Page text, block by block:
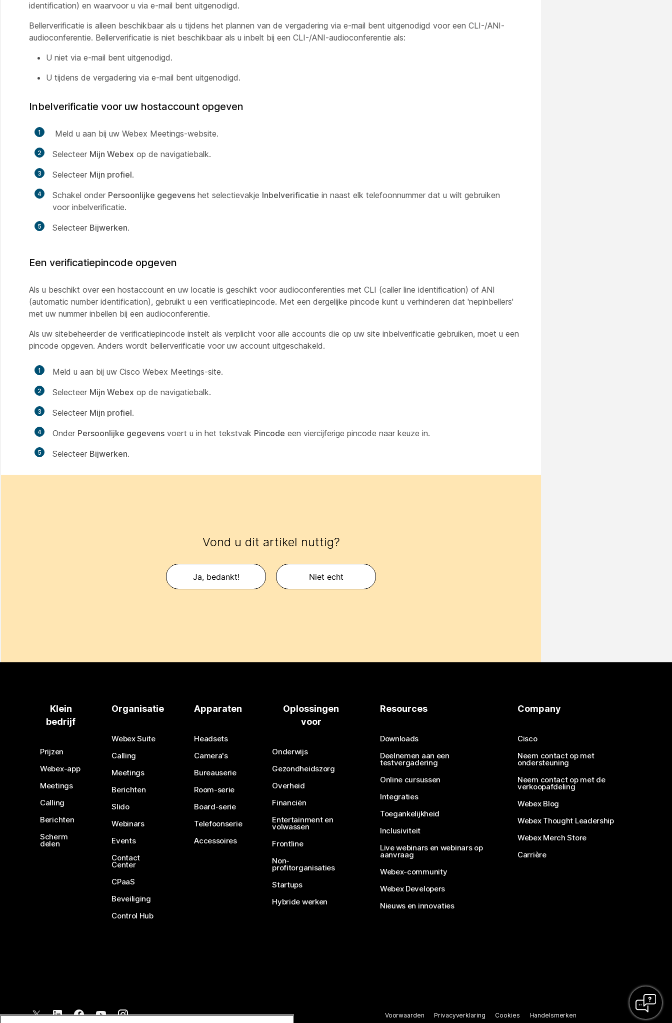
identification) en waarvoor u via e-mail bent uitgenodigd.
Bellerverificatie is alleen beschikbaar als u tijdens het plannen van de vergadering via e-mail bent uitgenodigd voor een CLI-/ANI-
audioconferentie. Bellerverificatie is niet beschikbaar als u inbelt bij een CLI-/ANI-audioconferentie als:
U niet via e-mail bent uitgenodigd.
U tijdens de vergadering via e-mail bent uitgenodigd.
Inbelverificatie voor uw hostaccount opgeven
1 Meld u aan bij uw Webex Meetings-website.
2 Selecteer Mijn Webex op de navigatiebalk.
3 Selecteer Mijn profiel.
4 Schakel onder Persoonlijke gegevens het selectievakje Inbelverificatie in naast elk telefoonnummer dat u wilt gebruiken
voor inbelverificatie.
5 Selecteer Bijwerken.
Een verificatiepincode opgeven
Als u beschikt over een hostaccount en uw locatie is geschikt voor audioconferenties met CLI (caller line identification) of ANI
(automatic number identification), gebruikt u een verificatiepincode. Met een dergelijke pincode kunt u verhinderen dat 'nepinbellers'
met uw nummer inbellen bij een audioconferentie.
Als uw sitebeheerder de verificatiepincode instelt als verplicht voor alle accounts die op uw site inbelverificatie gebruiken, moet u een
pincode opgeven. Anders wordt bellerverificatie voor uw account uitgeschakeld.
1 Meld u aan bij uw Cisco Webex Meetings-site.
2 Selecteer Mijn Webex op de navigatiebalk.
3 Selecteer Mijn profiel.
4 Onder Persoonlijke gegevens voert u in het tekstvak Pincode een viercijferige pincode naar keuze in.
5 Selecteer Bijwerken.
Vond u dit artikel nuttig?
Ja, bedankt! Niet echt
Klein
bedrijf
Prijzen
Webex-app
Meetings
Calling
Berichten
Scherm
delen
Organisatie
Webex Suite
Calling
Meetings
Berichten
Slido
Webinars
Events
Contact
Center
CPaaS
Beveiliging
Control Hub
Apparaten
Headsets
Camera's
Bureauserie
Room-serie
Board-serie
Telefoonserie
Accessoires
Oplossingen
voor
Onderwijs
Gezondheidszorg
Overheid
Financiën
Entertainment en
volwassen
Frontline
Non-
profitorganisaties
Startups
Hybride werken
Resources
Downloads
Deelnemen aan een
testvergadering
Online cursussen
Integraties
Toegankelijkheid
Inclusiviteit
Live webinars en webinars op
aanvraag
Webex-community
Webex Developers
Nieuws en innovaties
Company
Cisco
Neem contact op met
ondersteuning
Neem contact op met de
verkoopafdeling
Webex Blog
Webex Thought Leadership
Webex Merch Store
Carrière
Voorwaarden Privacyverklaring Cookies Handelsmerken